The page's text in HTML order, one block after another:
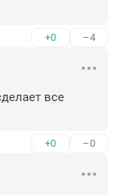
+0 –4
все
+0 –0